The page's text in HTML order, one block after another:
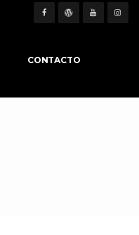
CONTACTO